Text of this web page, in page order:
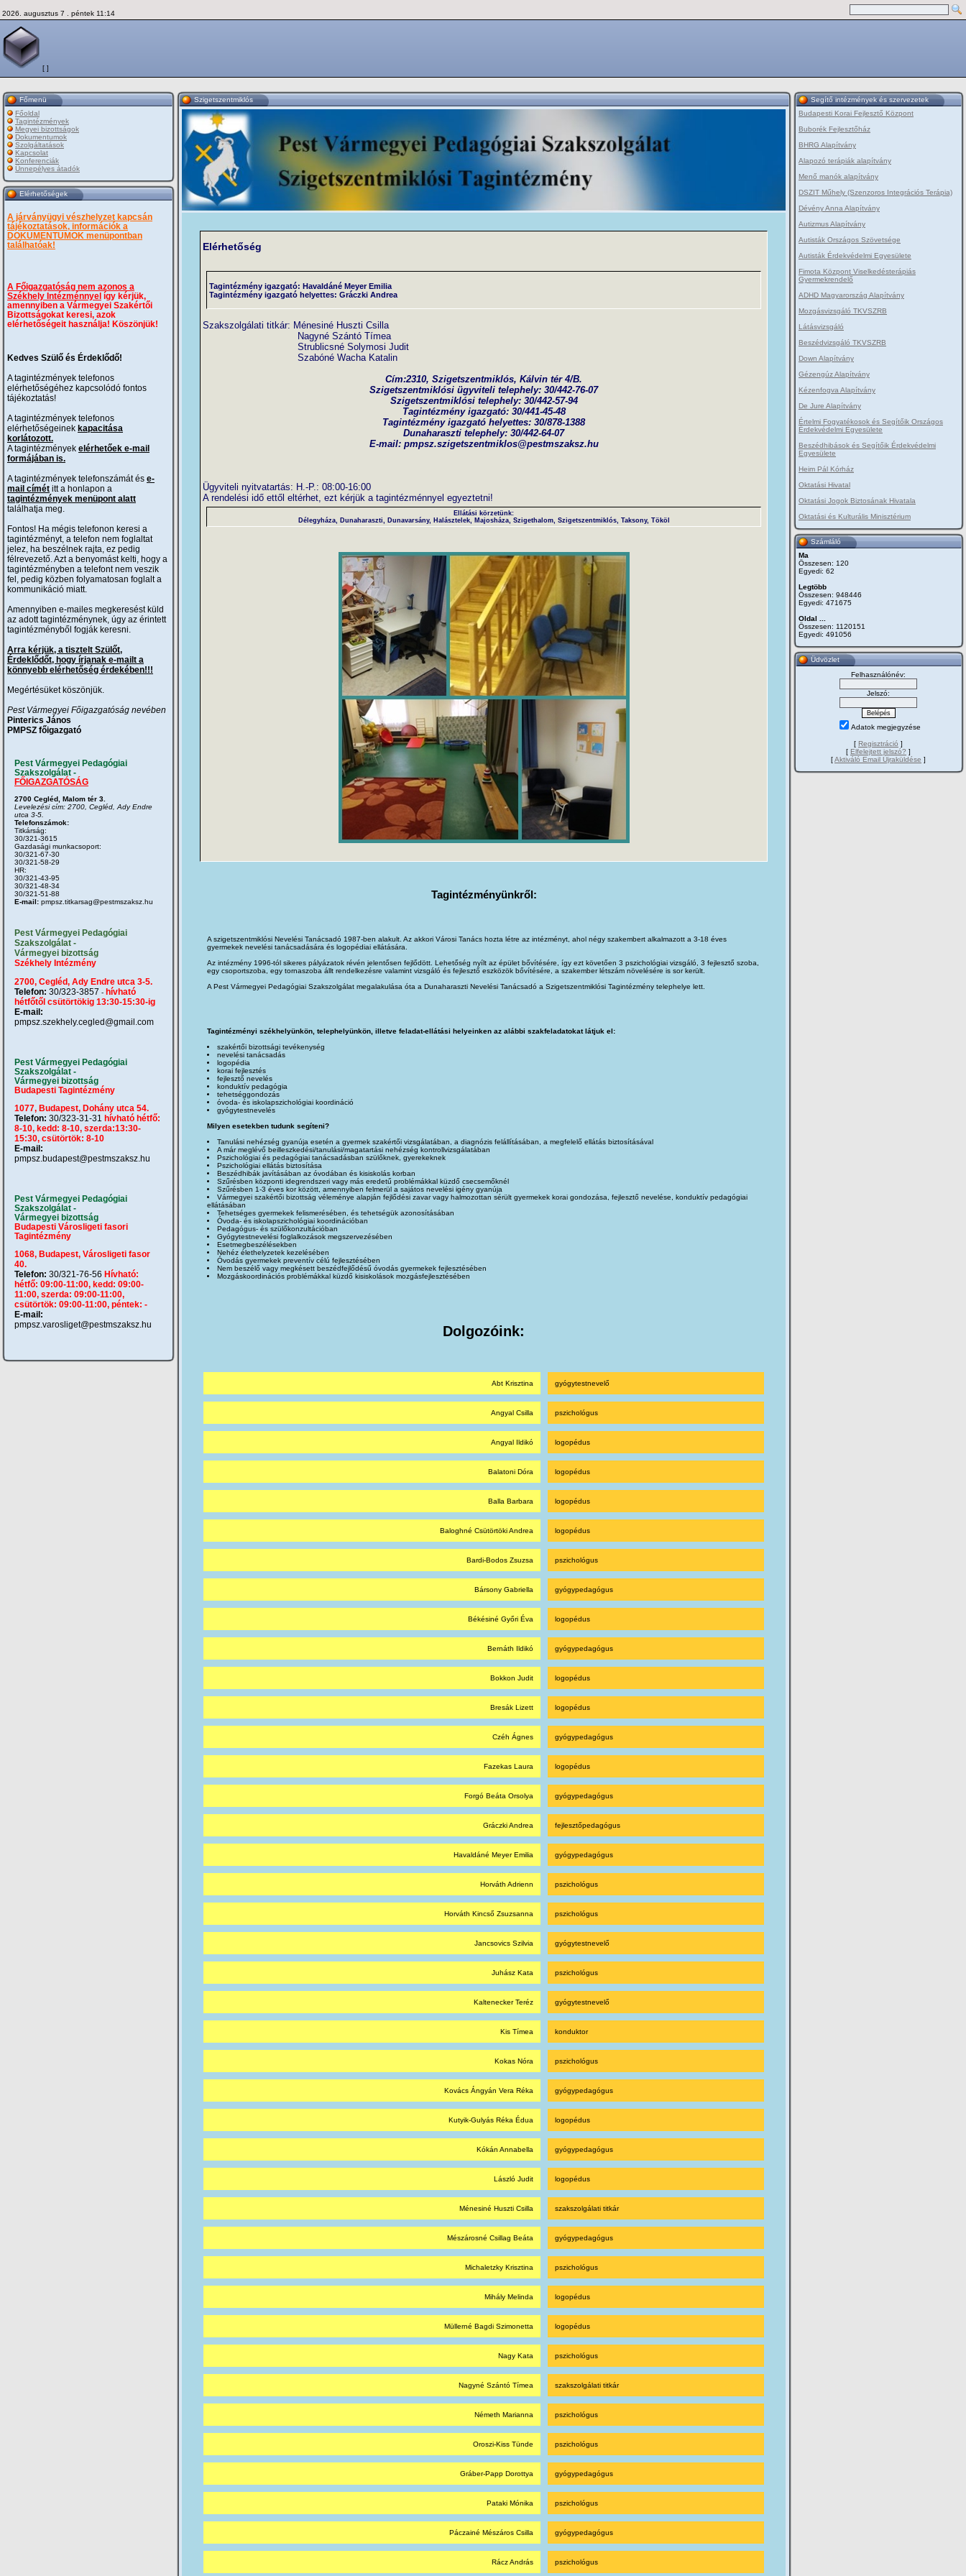
2026. augusztus 7 . péntek 11:14
[ ]
Főmenü
Főoldal
Tagintézmények
Megyei bizottságok
Dokumentumok
Szolgáltatások
Kapcsolat
Konferenciák
Ünnepélyes átadók
Elérhetőségek
A járványügyi vészhelyzet kapcsán
tájékoztatások, információk a
DOKUMENTUMOK menüpontban
találhatóak!
A Főigazgatóság nem azonos a
Székhely Intézménnyel így kérjük,
amennyiben a Vármegyei Szakértői
Bizottságokat keresi, azok
elérhetőségeit használja! Köszönjük!
Kedves Szülő és Érdeklődő!
A tagintézmények telefonos
elérhetőségéhez kapcsolódó fontos
tájékoztatás!
A tagintézmények telefonos
elérhetőségeinek kapacitása
korlátozott.
A tagintézmények elérhetőek e-mail
formájában is.
A tagintézmények telefonszámát és e-
mail címét itt a honlapon a
tagintézmények menüpont alatt
találhatja meg.
Fontos! Ha mégis telefonon keresi a
tagintézményt, a telefon nem foglaltat
jelez, ha beszélnek rajta, ez pedig
félrevezető. Azt a benyomást kelti, hogy a
tagintézményben a telefont nem veszik
fel, pedig közben folyamatosan foglalt a
kommunikáció miatt.
Amennyiben e-mailes megkeresést küld
az adott tagintézménynek, úgy az érintett
tagintézményből fogják keresni.
Arra kérjük, a tisztelt Szülőt,
Érdeklődőt, hogy írjanak e-mailt a
könnyebb elérhetőség érdekében!!!
Megértésüket köszönjük.
Pest Vármegyei Főigazgatóság nevében
Pinterics János
PMPSZ főigazgató
Pest Vármegyei Pedagógiai
Szakszolgálat -
FŐIGAZGATÓSÁG
2700 Cegléd, Malom tér 3.
Levelezési cím: 2700, Cegléd, Ady Endre
utca 3-5.
Telefonszámok:
Titkárság:
30/321-3615
Gazdasági munkacsoport:
30/321-67-30
30/321-58-29
HR:
30/321-43-95
30/321-48-34
30/321-51-88
E-mail: pmpsz.titkarsag@pestmszaksz.hu
Pest Vármegyei Pedagógiai
Szakszolgálat -
Vármegyei bizottság
Székhely Intézmény
2700, Cegléd, Ady Endre utca 3-5.
Telefon: 30/323-3857 - hívható
hétfőtől csütörtökig 13:30-15:30-ig
E-mail:
pmpsz.szekhely.cegled@gmail.com
Pest Vármegyei Pedagógiai
Szakszolgálat -
Vármegyei bizottság
Budapesti Tagintézmény
1077, Budapest, Dohány utca 54.
Telefon: 30/323-31-31 hívható hétfő:
8-10, kedd: 8-10, szerda:13:30-
15:30, csütörtök: 8-10
E-mail:
pmpsz.budapest@pestmszaksz.hu
Pest Vármegyei Pedagógiai
Szakszolgálat -
Vármegyei bizottság
Budapesti Városligeti fasori
Tagintézmény
1068, Budapest, Városligeti fasor
40.
Telefon: 30/321-76-56 Hívható:
hétfő: 09:00-11:00, kedd: 09:00-
11:00, szerda: 09:00-11:00,
csütörtök: 09:00-11:00, péntek: -
E-mail:
pmpsz.varosliget@pestmszaksz.hu
Szigetszentmiklós
Elérhetőség
Tagintézmény igazgató: Havaldáné Meyer Emilia
Tagintézmény igazgató helyettes: Gráczki Andrea
Szakszolgálati titkár: Ménesiné Huszti Csilla
Nagyné Szántó Tímea
Strublicsné Solymosi Judit
Szabóné Wacha Katalin
Cím:2310, Szigetszentmiklós, Kálvin tér 4/B.
Szigetszentmiklósi ügyviteli telephely: 30/442-76-07
Szigetszentmiklósi telephely: 30/442-57-94
Tagintézmény igazgató: 30/441-45-48
Tagintézmény igazgató helyettes: 30/878-1388
Dunaharaszti telephely: 30/442-64-07
E-mail: pmpsz.szigetszentmiklos@pestmszaksz.hu
Ügyviteli nyitvatartás: H.-P.: 08:00-16:00
A rendelési idő ettől eltérhet, ezt kérjük a tagintézménnyel egyeztetni!
Ellátási körzetünk:
Délegyháza, Dunaharaszti, Dunavarsány, Halásztelek, Majosháza, Szigethalom, Szigetszentmiklós, Taksony, Tököl
Tagintézményünkről:
A szigetszentmiklósi Nevelési Tanácsadó 1987-ben alakult. Az akkori Városi Tanács hozta létre az intézményt, ahol négy szakembert alkalmazott a 3-18 éves
gyermekek nevelési tanácsadására és logopédiai ellátására.
Az intézmény 1996-tól sikeres pályázatok révén jelentősen fejlődött. Lehetőség nyílt az épület bővítésére, így ezt követően 3 pszichológiai vizsgáló, 3 fejlesztő szoba,
egy csoportszoba, egy tornaszoba állt rendelkezésre valamint vizsgáló és fejlesztő eszközök bővítésére, a szakember létszám növelésére is sor került.
A Pest Vármegyei Pedagógiai Szakszolgálat megalakulása óta a Dunaharaszti Nevelési Tanácsadó a Szigetszentmiklósi Tagintézmény telephelye lett.
Tagintézményi székhelyünkön, telephelyünkön, illetve feladat-ellátási helyeinken az alábbi szakfeladatokat látjuk el:
szakértői bizottsági tevékenység
nevelési tanácsadás
logopédia
korai fejlesztés
fejlesztő nevelés
konduktív pedagógia
tehetséggondozás
óvoda- és iskolapszichológiai koordináció
gyógytestnevelés
Milyen esetekben tudunk segíteni?
Tanulási nehézség gyanúja esetén a gyermek szakértői vizsgálatában, a diagnózis felállításában, a megfelelő ellátás biztosításával
A már meglévő beilleszkedési/tanulási/magatartási nehézség kontrollvizsgálatában
Pszichológiai és pedagógiai tanácsadásban szülőknek, gyerekeknek
Pszichológiai ellátás biztosítása
Beszédhibák javításában az óvodában és kisiskolás korban
Szűrésben központi idegrendszeri vagy más eredetű problémákkal küzdő csecsemőknél
Szűrésben 1-3 éves kor között, amennyiben felmerül a sajátos nevelési igény gyanúja
Vármegyei szakértői bizottság véleménye alapján fejlődési zavar vagy halmozottan sérült gyermekek korai gondozása, fejlesztő nevelése, konduktív pedagógiai
ellátásában
Tehetséges gyermekek felismerésében, és tehetségük azonosításában
Óvoda- és iskolapszichológiai koordinációban
Pedagógus- és szülőkonzultációban
Gyógytestnevelési foglalkozások megszervezésében
Esetmegbeszélésekben
Nehéz élethelyzetek kezelésében
Óvodás gyermekek preventív célú fejlesztésében
Nem beszélő vagy megkésett beszédfejlődésű óvodás gyermekek fejlesztésében
Mozgáskoordinációs problémákkal küzdő kisiskolások mozgásfejlesztésében
Dolgozóink:
Abt Krisztina gyógytestnevelő
Angyal Csilla pszichológus
Angyal Ildikó logopédus
Balatoni Dóra logopédus
Balla Barbara logopédus
Baloghné Csütörtöki Andrea logopédus
Bardi-Bodos Zsuzsa pszichológus
Bársony Gabriella gyógypedagógus
Békésiné Győri Éva logopédus
Bernáth Ildikó gyógypedagógus
Bokkon Judit logopédus
Bresák Lizett logopédus
Czéh Ágnes gyógypedagógus
Fazekas Laura logopédus
Forgó Beáta Orsolya gyógypedagógus
Gráczki Andrea fejlesztőpedagógus
Havaldáné Meyer Emilia gyógypedagógus
Horváth Adrienn pszichológus
Horváth Kincső Zsuzsanna pszichológus
Jancsovics Szilvia gyógytestnevelő
Juhász Kata pszichológus
Kaltenecker Teréz gyógytestnevelő
Kis Tímea konduktor
Kokas Nóra pszichológus
Kovács Ángyán Vera Réka gyógypedagógus
Kutyik-Gulyás Réka Édua logopédus
Kókán Annabella gyógypedagógus
László Judit logopédus
Ménesiné Huszti Csilla szakszolgálati titkár
Mészárosné Csillag Beáta gyógypedagógus
Michaletzky Krisztina pszichológus
Mihály Melinda logopédus
Müllerné Bagdi Szimonetta logopédus
Nagy Kata pszichológus
Nagyné Szántó Tímea szakszolgálati titkár
Németh Marianna pszichológus
Oroszi-Kiss Tünde pszichológus
Gráber-Papp Dorottya gyógypedagógus
Pataki Mónika pszichológus
Páczainé Mészáros Csilla gyógypedagógus
Rácz András pszichológus
Segítő intézmények és szervezetek
Budapesti Korai Fejlesztő Központ
Buborék Fejlesztőház
BHRG Alapítvány
Alapozó terápiák alapítvány
Menő manók alapítvány
DSZIT Műhely (Szenzoros Integrációs Terápia)
Dévény Anna Alapítvány
Autizmus Alapítvány
Autisták Országos Szövetsége
Autisták Érdekvédelmi Egyesülete
Fimota Központ Viselkedésterápiás
Gyermekrendelő
ADHD Magyarország Alapítvány
Mozgásvizsgáló TKVSZRB
Látásvizsgáló
Beszédvizsgáló TKVSZRB
Down Alapítvány
Gézengúz Alapítvány
Kézenfogva Alapítvány
De Jure Alapítvány
Értelmi Fogyatékosok és Segítőik Országos
Érdekvédelmi Egyesülete
Beszédhibások és Segítőik Érdekvédelmi
Egyesülete
Heim Pál Kórház
Oktatási Hivatal
Oktatási Jogok Biztosának Hivatala
Oktatási és Kulturális Minisztérium
Számláló
Ma
Összesen: 120
Egyedi: 62
Legtöbb
Összesen: 948446
Egyedi: 471675
Oldal ...
Összesen: 1120151
Egyedi: 491056
Üdvözlet
Felhasználónév:
Jelszó:
Adatok megjegyzése
[ Regisztráció ]
[ Elfelejtett jelszó? ]
[Aktiváló Email Újraküldése ]